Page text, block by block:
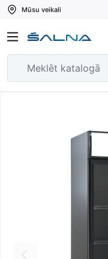
Mūsu veikali